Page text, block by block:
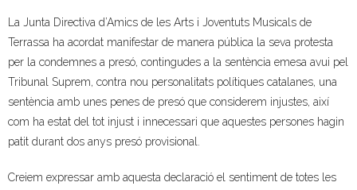
- Muntatges presentats
Jazz Terrassa
- Nova Jazz Cava
- Festival Jazz Terrassa
Música clàssica i coral
La Junta Directiva d’Amics de les Arts i Joventuts Musicals de
Terrassa ha acordat manifestar de manera pública la seva protesta
per la condemnes a presó, contingudes a la sentència emesa avui pel
Tribunal Suprem, contra nou personalitats polítiques catalanes, una
sentència amb unes penes de presó que considerem injustes, així
com ha estat del tot injust i innecessari que aquestes persones hagin
patit durant dos anys presó provisional.
Creiem expressar amb aquesta declaració el sentiment de totes les